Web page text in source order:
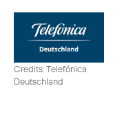
Credits: Telefónica
Deutschland